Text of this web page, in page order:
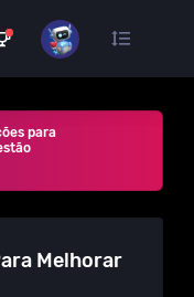
para
Melhorar